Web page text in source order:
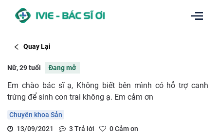
Quay Lại
Nữ, 29 tuổi Đang mở
Em chào bác sĩ ạ, Không biết bên mình có hỗ trợ canh
trứng để sinh con trai không ạ. Em cảm ơn
Chuyên khoa Sản
13/09/2021
3 Trả lời 0Cảm ơn